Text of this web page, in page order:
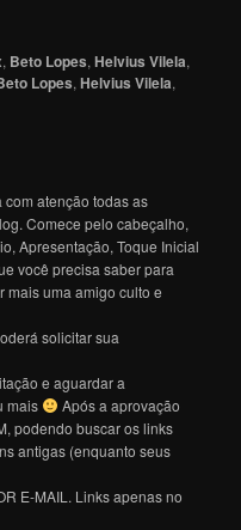
, Beto Lopes,Helvius Vilela,
Lopes,Helvius Vilela,
atenção todas as
Comece pelo cabeçalho,
Apresentação, Toque Inicial
você precisa saber para
mais uma amigo culto e
solicitar sua
e aguardar a
mais
Após a aprovação
podendo buscar os links
antigas (enquanto seus
E-MAIL. Links apenas no